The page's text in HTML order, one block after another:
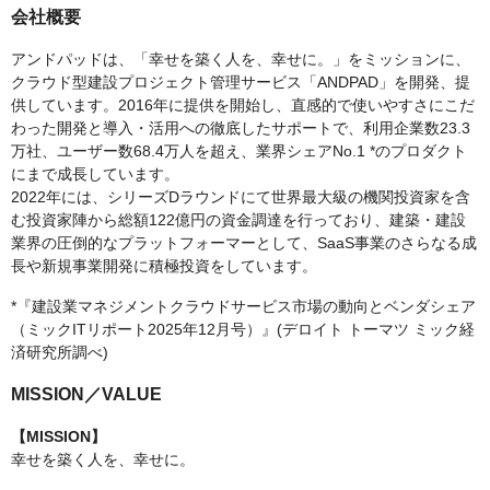
会社概要
アンドパッドは、「幸せを築く人を、幸せに。」をミッションに、
クラウド型建設プロジェクト管理サービス「ANDPAD」を開発、提
供しています。2016年に提供を開始し、直感的で使いやすさにこだ
わった開発と導入・活用への徹底したサポートで、利用企業数23.3
万社、ユーザー数68.4万人を超え、業界シェアNo.1 *のプロダクト
にまで成長しています。
2022年には、シリーズDラウンドにて世界最大級の機関投資家を含
む投資家陣から総額122億円の資金調達を行っており、建築・建設
業界の圧倒的なプラットフォーマーとして、SaaS事業のさらなる成
長や新規事業開発に積極投資をしています。
*『建設業マネジメントクラウドサービス市場の動向とベンダシェア
（ミックITリポート2025年12月号）』(デロイト トーマツ ミック経
済研究所調べ)
MISSION／VALUE
【MISSION】
幸せを築く人を、幸せに。